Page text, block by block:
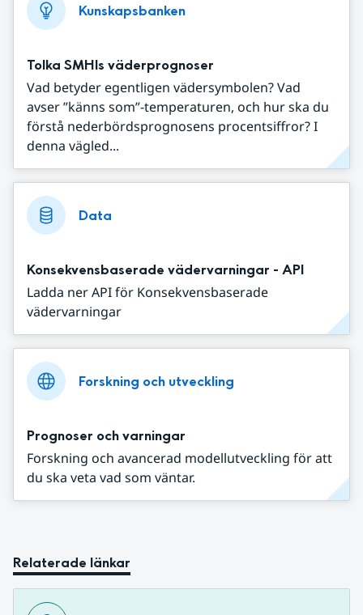
Kunskapsbanken
Tolka SMHIs väderprognoser
Vad betyder egentligen vädersymbolen? Vad
avser ”känns som”-temperaturen, och hur ska du
förstå nederbördsprognosens procentsiffror? I
denna vägled...
Data
Konsekvensbaserade vädervarningar - API
Ladda ner API för Konsekvensbaserade
vädervarningar
Forskning och utveckling
Prognoser och varningar
Forskning och avancerad modellutveckling för att
du ska veta vad som väntar.
Relaterade länkar